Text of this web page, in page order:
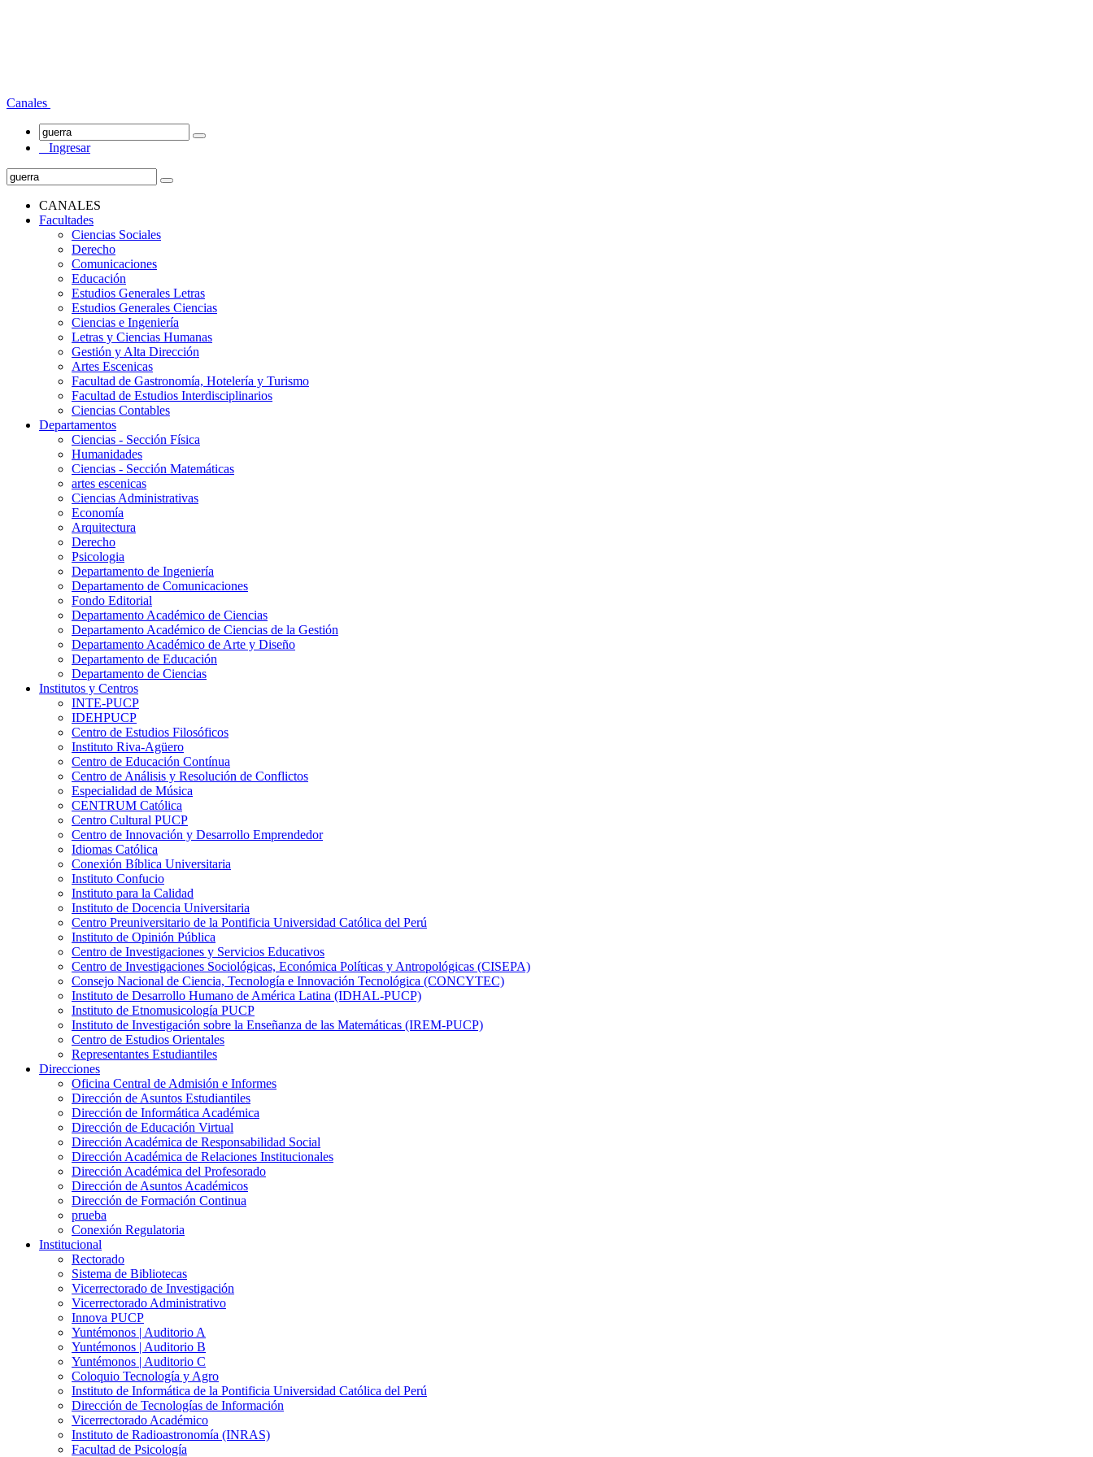
Canales
Ingresar
CANALES
Facultades
Ciencias Sociales
Derecho
Comunicaciones
Educación
Estudios Generales Letras
Estudios Generales Ciencias
Ciencias e Ingeniería
Letras y Ciencias Humanas
Gestión y Alta Dirección
Artes Escenicas
Facultad de Gastronomía, Hotelería y Turismo
Facultad de Estudios Interdisciplinarios
Ciencias Contables
Departamentos
Ciencias - Sección Física
Humanidades
Ciencias - Sección Matemáticas
artes escenicas
Ciencias Administrativas
Economía
Arquitectura
Derecho
Psicologia
Departamento de Ingeniería
Departamento de Comunicaciones
Fondo Editorial
Departamento Académico de Ciencias
Departamento Académico de Ciencias de la Gestión
Departamento Académico de Arte y Diseño
Departamento de Educación
Departamento de Ciencias
Institutos y Centros
INTE-PUCP
IDEHPUCP
Centro de Estudios Filosóficos
Instituto Riva-Agüero
Centro de Educación Contínua
Centro de Análisis y Resolución de Conflictos
Especialidad de Música
CENTRUM Católica
Centro Cultural PUCP
Centro de Innovación y Desarrollo Emprendedor
Idiomas Católica
Conexión Bíblica Universitaria
Instituto Confucio
Instituto para la Calidad
Instituto de Docencia Universitaria
Centro Preuniversitario de la Pontificia Universidad Católica del Perú
Instituto de Opinión Pública
Centro de Investigaciones y Servicios Educativos
Centro de Investigaciones Sociológicas, Económica Políticas y Antropológicas (CISEPA)
Consejo Nacional de Ciencia, Tecnología e Innovación Tecnológica (CONCYTEC)
Instituto de Desarrollo Humano de América Latina (IDHAL-PUCP)
Instituto de Etnomusicología PUCP
Instituto de Investigación sobre la Enseñanza de las Matemáticas (IREM-PUCP)
Centro de Estudios Orientales
Representantes Estudiantiles
Direcciones
Oficina Central de Admisión e Informes
Dirección de Asuntos Estudiantiles
Dirección de Informática Académica
Dirección de Educación Virtual
Dirección Académica de Responsabilidad Social
Dirección Académica de Relaciones Institucionales
Dirección Académica del Profesorado
Dirección de Asuntos Académicos
Dirección de Formación Continua
prueba
Conexión Regulatoria
Institucional
Rectorado
Sistema de Bibliotecas
Vicerrectorado de Investigación
Vicerrectorado Administrativo
Innova PUCP
Yuntémonos | Auditorio A
Yuntémonos | Auditorio B
Yuntémonos | Auditorio C
Coloquio Tecnología y Agro
Instituto de Informática de la Pontificia Universidad Católica del Perú
Dirección de Tecnologías de Información
Vicerrectorado Académico
Instituto de Radioastronomía (INRAS)
Facultad de Psicología